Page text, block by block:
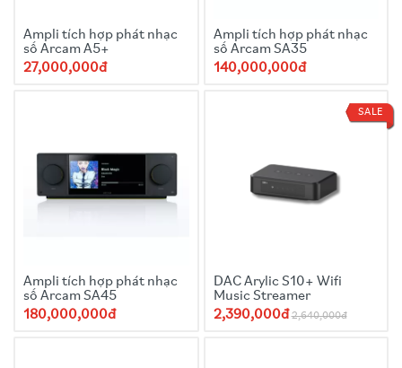
Ampli tích hợp phát nhạc
số Arcam A5+
27,000,000đ
Ampli tích hợp phát nhạc
số Arcam SA35
140,000,000đ
Ampli tích hợp phát nhạc
số Arcam SA45
180,000,000đ
SALE
DAC Arylic S10+ Wifi
Music Streamer
2,390,000đ 2,640,000đ